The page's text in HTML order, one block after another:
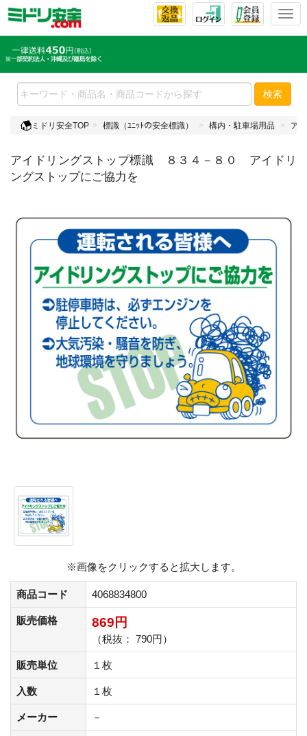
T
l
e
n
g
o
検索
ミドリ安全TOP 標識（ﾕﾆｯﾄの安全標識） 構内・駐車場用品 ア
アイドリングストップ標識 ８３４－８０ アイドリ
ングストップにご協力を
※画像をクリックすると拡大します。
商品コード 4068834800
販売価格 869円
（税抜： 790円）
販売単位 １枚
入数 １枚
メーカー －